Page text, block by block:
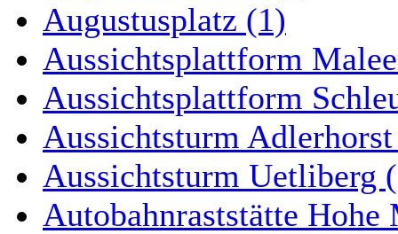
Augustusplatz (1)
Aussichtsplattform
Aussichtsplattform
Aussichtsturm
Aussichtsturm Uetliberg
Autobahnraststätte Hohe